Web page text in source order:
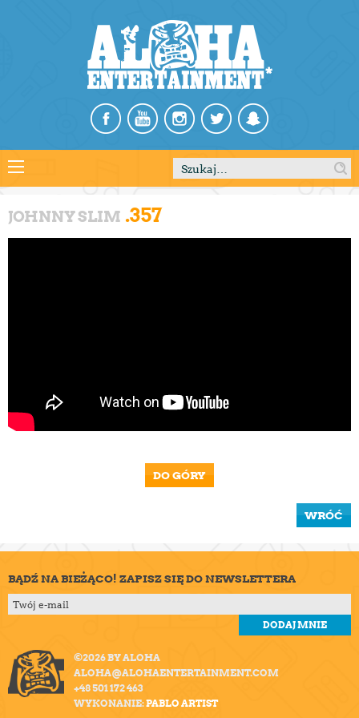
Szukaj:
JOHNNY SLIM .357
DO GÓRY
WRÓĆ
BĄDŹ NA BIEŻĄCO! ZAPISZ SIĘ DO NEWSLETTERA
©2026 BY ALOHA
ALOHA@ALOHAENTERTAINMENT.COM
+48 501 172 463
WYKONANIE:PABLO ARTIST